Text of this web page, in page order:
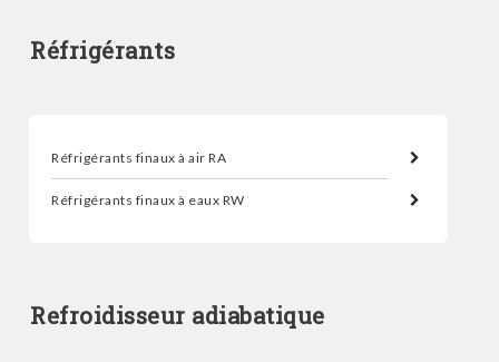
Réfrigérants
Réfrigérants finaux à air RA
Réfrigérants finaux à eaux RW
Refroidisseur adiabatique